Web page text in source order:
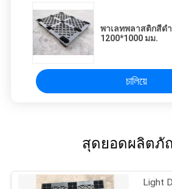
พาเลทพลาสติกสีด
1200*1000 มม.
চালিয়ে
สุดยอดผลิต
Light